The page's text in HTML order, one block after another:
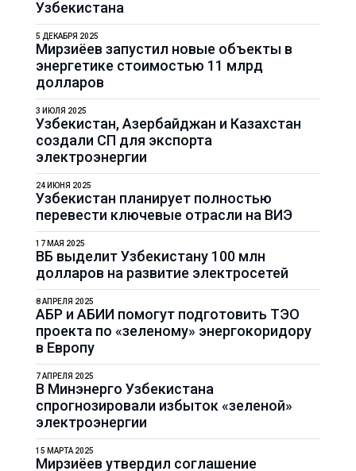
Узбекистана
Мирзиёев запустил новые объекты в
энергетике стоимостью 11 млрд
долларов
5 ДЕКАБРЯ 2025
Узбекистан, Азербайджан и Казахстан
создали СП для экспорта
электроэнергии
3 ИЮЛЯ 2025
Узбекистан планирует полностью
перевести ключевые отрасли на ВИЭ
24 ИЮНЯ 2025
ВБ выделит Узбекистану 100 млн
долларов на развитие электросетей
17 МАЯ 2025
АБР и АБИИ помогут подготовить ТЭО
проекта по «зеленому» энергокоридору
в Европу
8 АПРЕЛЯ 2025
В Минэнерго Узбекистана
спрогнозировали избыток «зеленой»
электроэнергии
7 АПРЕЛЯ 2025
Мирзиёев утвердил соглашение
15 МАРТА 2025